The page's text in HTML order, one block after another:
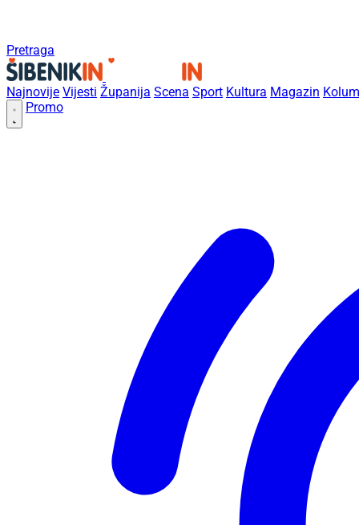
Pretraga
Najnovije Vijesti Županija Scena Sport Kultura Magazin
Promo